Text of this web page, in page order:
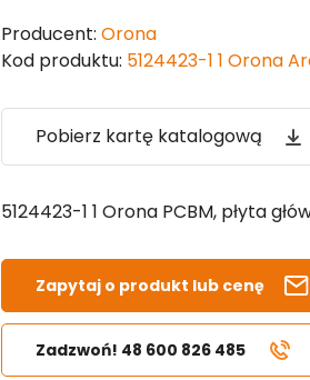
Producent: Orona
Kod produktu: 5124423-1 1 Orona
Pobierz kartę katalogową
5124423-1 1 Orona PCBM, płyta
Zapytaj o produkt lub cenę
Zadzwoń! 48 600 826 485